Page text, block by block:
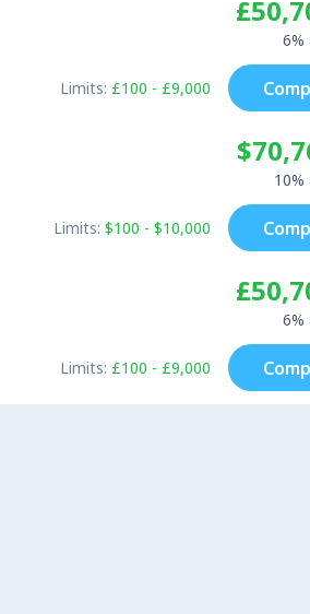
6%
Limits: £100 - £9,000
Limits: $100 - $10,000
6%
Limits: £100 - £9,000